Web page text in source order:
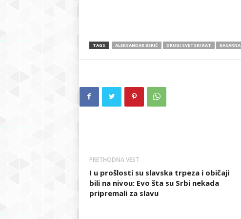
TAGS ALEKSANDAR BERIĆ DRUGI SVETSKI RAT KASARNA
PRETHODNA VEST
I u prošlosti su slavska trpeza i običaji
bili na nivou: Evo šta su Srbi nekada
pripremali za slavu